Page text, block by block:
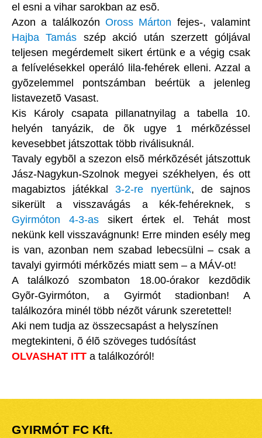
el esni a vihar sarokban az esõ.
Azon a találkozón Oross Márton fejes-, valamint
Hajba Tamás szép akció után szerzett góljával
teljesen megérdemelt sikert értünk e a végig csak
a felívelésekkel operáló lila-fehérek elleni. Azzal a
gyõzelemmel pontszámban beértük a jelenleg
listavezetõ Vasast.
Kis Károly csapata pillanatnyilag a tabella 10.
helyén tanyázik, de õk ugye 1 mérkõzéssel
kevesebbet játszottak több riválisuknál.
Tavaly egybõl a szezon elsõ mérkõzését játszottuk
Jász-Nagykun-Szolnok megyei székhelyen, és ott
magabiztos játékkal3-2-re nyertünk, de sajnos
sikerült a visszavágás a kék-fehéreknek, s
Gyirmóton 4-3-assikert értek el. Tehát most
nekünk kell visszavágnunk! Erre minden esély meg
is van, azonban nem szabad lebecsülni – csak a
tavalyi gyirmóti mérkõzés miatt sem – a MÁV-ot!
A találkozó szombaton 18.00-órakor kezdõdik
Gyõr-Gyirmóton, a Gyirmót stadionban! A
találkozóra minél több nézõt várunk szeretettel!
Aki nem tudja az összecsapást a helyszínen
megtekinteni, õ élõ szöveges tudósítást
OLVASHAT ITT a találkozóról!
GYIRMÓT FC Kft.